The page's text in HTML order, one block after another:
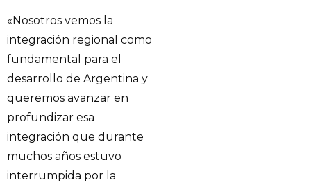
«Nosotros vemos la
integración regional como
fundamental para el
desarrollo de Argentina y
queremos avanzar en
profundizar esa
integración que durante
muchos años estuvo
interrumpida por la